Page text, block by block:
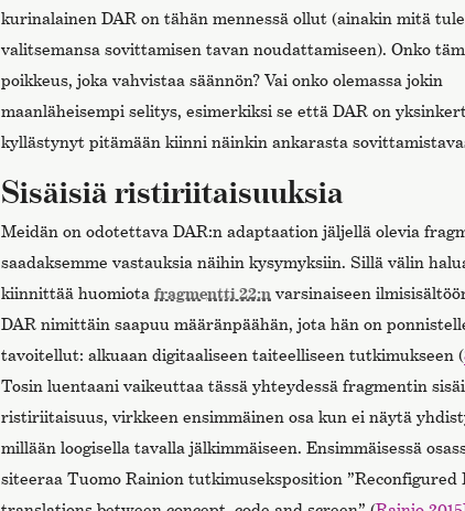
kurinalainen DAR on tähän mennessä ollut (ainakin mitä
valitsemansa sovittamisen tavan noudattamiseen). Onko
poikkeus, joka vahvistaa säännön? Vai onko olemassa jokin
maanläheisempi selitys, esimerkiksi se että DAR on
kyllästynyt pitämään kiinni näinkin ankarasta
Sisäisiä ristiriitaisuuksia
Meidän on odotettava DAR:n adaptaation jäljellä olevia
saadaksemme vastauksia näihin kysymyksiin. Sillä välin
kiinnittää huomiota fragmentti 22:n varsinaiseen
DAR nimittäin saapuu määränpäähän, jota hän on
tavoitellut: alkuaan digitaaliseen taiteelliseen tutkimukseen (
Tosin luentaani vaikeuttaa tässä yhteydessä fragmentin
ristiriitaisuus, virkkeen ensimmäinen osa kun ei näytä
millään loogisella tavalla jälkimmäiseen. Ensimmäisessä
siteeraa Tuomo Rainion tutkimuseksposition ”Reconfigured